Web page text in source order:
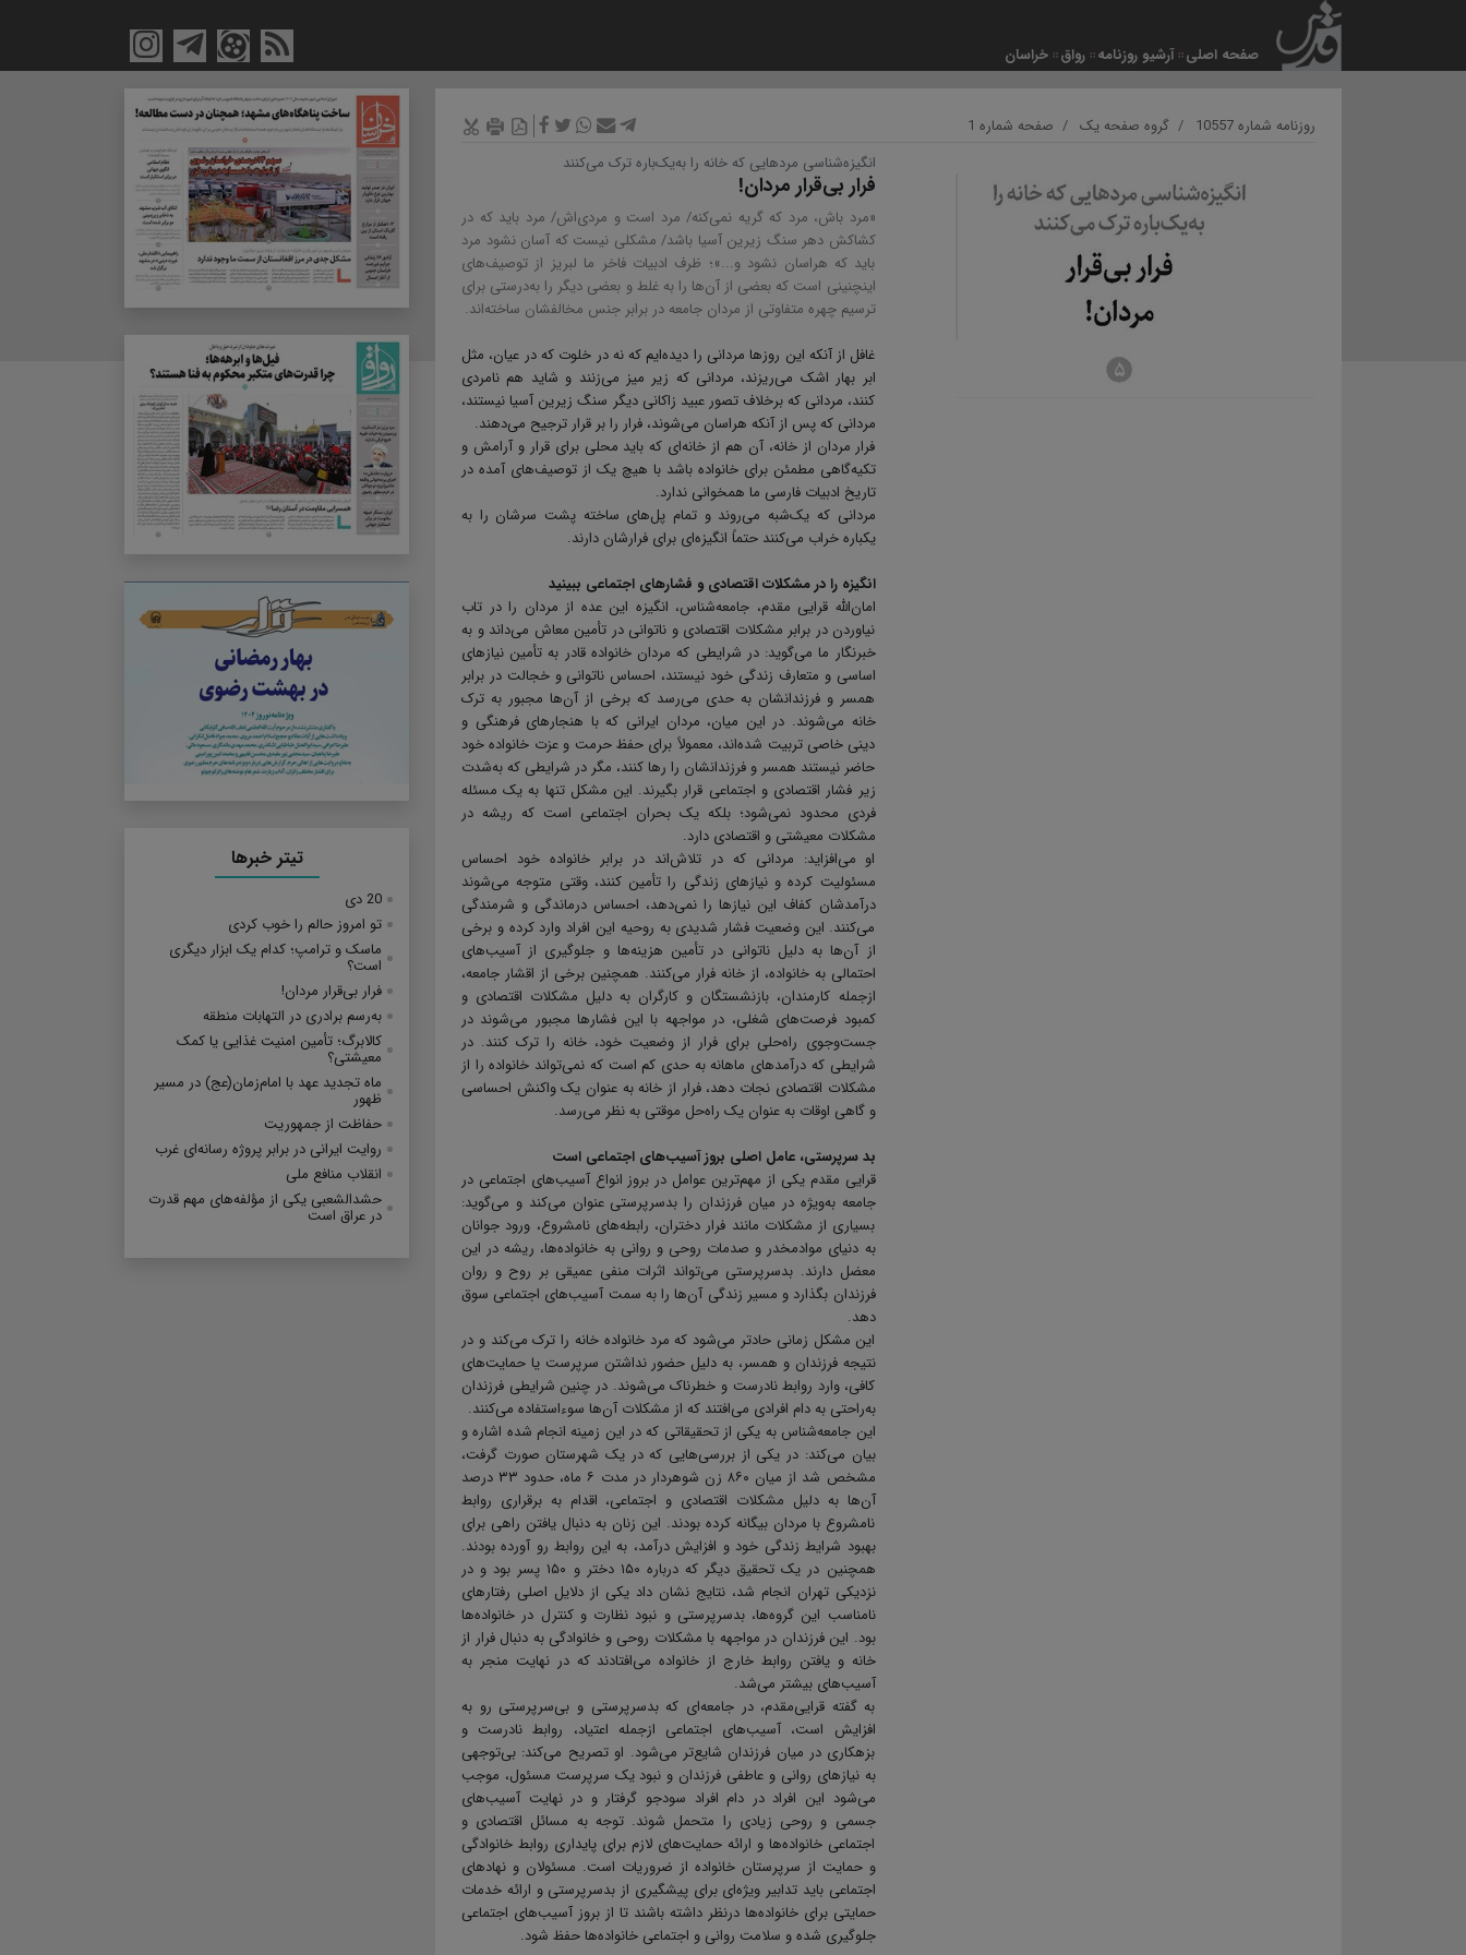
صفحه اصلی آرشیو روزنامه رواق خراسان
روزنامه شماره 10557 گروه صفحه یک
صفحه شماره 1
انگیزه‌شناسی مردهایی که خانه را به‌یک‌باره ترک می‌کنند
فرار بی‌قرار مردان!
«مرد باش، مرد که گریه نمی‌کنه/ مرد است و مردی‌اش/ مرد باید که در
کشاکش دهر سنگ زیرین آسیا باشد/ مشکلی نیست که آسان نشود مرد
باید که هراسان نشود و...»؛ ظرف ادبیات فاخر ما لبریز از توصیف‌های
اینچنینی است که بعضی از آن‌ها را به غلط و بعضی دیگر را به‌درستی برای
ترسیم چهره متفاوتی از مردان جامعه در برابر جنس مخالفشان ساخته‌اند.
غافل از آنکه این روزها مردانی را دیده‌ایم که نه در خلوت که در عیان، مثل
ابر بهار اشک می‌ریزند، مردانی که زیر میز می‌زنند و شاید هم نامردی
کنند، مردانی که برخلاف تصور عبید زاکانی دیگر سنگ زیرین آسیا نیستند،
مردانی که پس از آنکه هراسان می‌شوند، فرار را بر قرار ترجیح می‌دهند.
فرار مردان از خانه، آن هم از خانه‌ای‌ که باید محلی برای قرار و آرامش و
تکیه‌گاهی مطمئن برای خانواده باشد با هیچ یک از توصیف‌های آمده در
تاریخ ادبیات فارسی ما همخوانی ندارد.
مردانی که یک‌شبه می‌روند و تمام پل‌های ساخته پشت سرشان را به
یکباره خراب می‌کنند حتماً انگیزه‌ای برای فرارشان دارند.
انگیزه را در مشکلات اقتصادی و فشارهای اجتماعی ببینید
امان‌الله قرایی مقدم، جامعه‌شناس، انگیزه این عده از مردان را در تاب
نیاوردن در برابر مشکلات اقتصادی و ناتوانی در تأمین معاش می‌داند و به
خبرنگار ما می‌گوید: در شرایطی که مردان خانواده قادر به تأمین نیازهای
اساسی و متعارف زندگی خود نیستند، احساس ناتوانی و خجالت در برابر
همسر و فرزندانشان به حدی می‌رسد که برخی از آن‌ها مجبور به ترک
خانه می‌شوند. در این میان، مردان ایرانی که با هنجارهای فرهنگی و
دینی خاصی تربیت شده‌اند، معمولاً برای حفظ حرمت و عزت خانواده خود
حاضر نیستند همسر و فرزندانشان را رها کنند، مگر در شرایطی که به‌شدت
زیر فشار اقتصادی و اجتماعی قرار بگیرند. این مشکل تنها به یک مسئله
فردی محدود نمی‌شود؛ بلکه یک بحران اجتماعی است که ریشه در
مشکلات معیشتی و اقتصادی دارد.
او می‌افزاید: مردانی که در تلاش‌اند در برابر خانواده‌ خود احساس
مسئولیت کرده و نیازهای زندگی را تأمین کنند، وقتی متوجه می‌شوند
درآمدشان کفاف این نیازها را نمی‌دهد، احساس درماندگی و شرمندگی
می‌کنند. این وضعیت فشار شدیدی به روحیه این افراد وارد کرده و برخی
از آن‌ها به دلیل ناتوانی در تأمین هزینه‌ها و جلوگیری از آسیب‌های
احتمالی به خانواده، از خانه فرار می‌کنند. همچنین برخی از اقشار جامعه،
ازجمله کارمندان، بازنشستگان و کارگران به دلیل مشکلات اقتصادی و
کمبود فرصت‌های شغلی، در مواجهه با این فشارها مجبور می‌شوند در
جست‌وجوی راه‌حلی برای فرار از وضعیت خود، خانه را ترک کنند. در
شرایطی که درآمدهای ماهانه به حدی کم است که نمی‌تواند خانواده را از
مشکلات اقتصادی نجات دهد، فرار از خانه به عنوان یک واکنش احساسی
و گاهی اوقات به عنوان یک راه‌حل موقتی به نظر می‌رسد.
بد سرپرستی، عامل اصلی بروز آسیب‌های اجتماعی است
قرایی مقدم یکی از مهم‌ترین عوامل در بروز انواع آسیب‌های اجتماعی در
جامعه به‌ویژه در میان فرزندان را بدسرپرستی عنوان می‌کند و می‌گوید:
بسیاری از مشکلات مانند فرار دختران، رابطه‌های نامشروع، ورود جوانان
به دنیای موادمخدر و صدمات روحی و روانی به خانواده‌ها، ریشه در این
معضل دارند. بدسرپرستی می‌تواند اثرات منفی عمیقی بر روح و روان
فرزندان بگذارد و مسیر زندگی آن‌ها را به سمت آسیب‌های اجتماعی سوق
دهد.
این مشکل زمانی حادتر می‌شود که مرد خانواده خانه را ترک می‌کند و در
نتیجه فرزندان و همسر، به دلیل حضور نداشتن سرپرست یا حمایت‌های
کافی، وارد روابط نادرست و خطرناک می‌شوند. در چنین شرایطی فرزندان
به‌راحتی به دام افرادی می‌افتند که از مشکلات آن‌ها سوءاستفاده می‌کنند.
این جامعه‌شناس به یکی از تحقیقاتی که در این زمینه انجام شده اشاره و
بیان می‌کند: در یکی از بررسی‌هایی که در یک شهرستان صورت گرفت،
مشخص شد از میان ۸۶۰ زن شوهردار در مدت ۶ ماه، حدود ۳۳ درصد
آن‌ها به دلیل مشکلات اقتصادی و اجتماعی، اقدام به برقراری روابط
نامشروع با مردان بیگانه کرده بودند. این زنان به دنبال یافتن راهی برای
بهبود شرایط زندگی خود و افزایش درآمد، به این روابط رو آورده بودند.
همچنین در یک تحقیق دیگر که درباره ۱۵۰ دختر و ۱۵۰ پسر بود و در
نزدیکی تهران انجام شد، نتایج نشان داد یکی از دلایل اصلی رفتارهای
نامناسب این گروه‌ها، بدسرپرستی و نبود نظارت و کنترل در خانواده‌ها
بود. این فرزندان در مواجهه با مشکلات روحی و خانوادگی به دنبال فرار از
خانه و یافتن روابط خارج از خانواده می‌افتادند که در نهایت منجر به
آسیب‌های بیشتر می‌شد.
به گفته قرایی‌مقدم، در جامعه‌ای که بدسرپرستی و بی‌سرپرستی رو به
افزایش است، آسیب‌های اجتماعی ازجمله اعتیاد، روابط نادرست و
بزهکاری در میان فرزندان شایع‌تر می‌شود. او تصریح می‌کند: بی‌توجهی
به نیازهای روانی و عاطفی فرزندان و نبود یک سرپرست مسئول، موجب
می‌شود این افراد در دام افراد سودجو گرفتار و در نهایت آسیب‌های
جسمی و روحی زیادی را متحمل شوند. توجه به مسائل اقتصادی و
اجتماعی خانواده‌ها و ارائه حمایت‌های لازم برای پایداری روابط خانوادگی
و حمایت از سرپرستان خانواده از ضروریات است. مسئولان و نهادهای
اجتماعی باید تدابیر ویژه‌ای برای پیشگیری از بدسرپرستی و ارائه خدمات
حمایتی برای خانواده‌ها درنظر داشته باشند تا از بروز آسیب‌های اجتماعی
جلوگیری شده و سلامت روانی و اجتماعی خانواده‌ها حفظ شود.
تیتر خبرها
20 دی
تو امروز حالم را خوب کردی
ماسک و ترامپ؛ کدام یک ابزار دیگری
است؟
فرار بی‌قرار مردان!
به‌رسم برادری در التهابات منطقه
کالابرگ؛ تأمین امنیت غذایی یا کمک
معیشتی؟
ماه تجدید عهد با امام‌زمان(عج) در مسیر
ظهور
حفاظت از جمهوریت
روایت ایرانی در برابر پروژه رسانه‌ای غرب
انقلاب منافع ملی
حشدالشعبی یکی از مؤلفه‌های مهم قدرت
در عراق است